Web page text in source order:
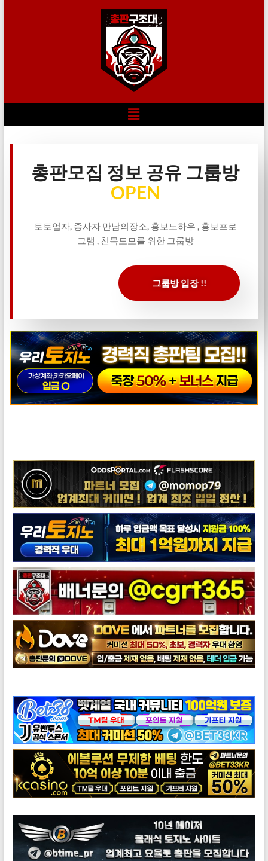
총판모집 정보 공유 그룹방
OPEN
토토업자, 종사자 만남의장소, 홍보노하우 , 홍보프로
그램 , 친목도모를 위한 그룹방
그룹방 입장 !!